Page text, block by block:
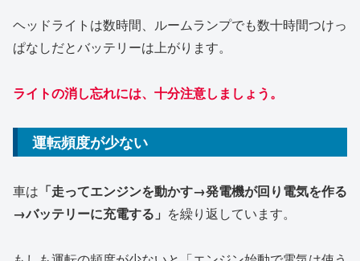
ヘッドライトは数時間、ルームランプでも数十時間つけっ
ぱなしだとバッテリーは上がります。
ライトの消し忘れには、十分注意しましょう。
運転頻度が少ない
車は 「走ってエンジンを動かす→発電機が回り電気を作る
→バッテリーに充電する」 を繰り返しています。